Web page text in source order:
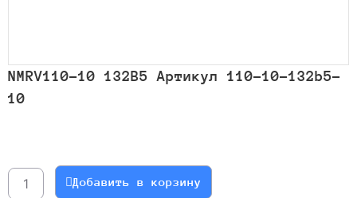
NMRV110-10 132B5 Артикул 110-10-132b5-
10
NMRV110-
10
Добавить в корзину